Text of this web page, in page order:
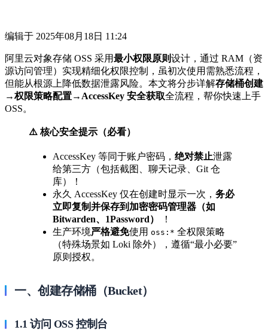
编辑于 2025年08月18日 11:24
阿里云对象存储 OSS 采用最小权限原则设计，通过 RAM（资
源访问管理）实现精细化权限控制，虽初次使用需熟悉流程，
但能从根源上降低数据泄露风险。本文将分步详解存储桶创建
→权限策略配置→AccessKey 安全获取全流程，帮你快速上手
OSS。
⚠️ 核心安全提示（必看）
AccessKey 等同于账户密码， 绝对禁止泄露
给第三方（包括截图、聊天记录、Git 仓
库）！
永久 AccessKey 仅在创建时显示一次， 务必
立即复制并保存到加密密码管理器（如
Bitwarden、1Password）
！
生产环境严格避免使用 oss:* 全权限策略
（特殊场景如 Loki 除外），遵循“最小必要”
原则授权。
一、创建存储桶（Bucket）
1.1 访问 OSS 控制台